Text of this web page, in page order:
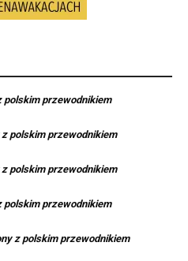
polskim przewodnikiem
polskim przewodnikiem
polskim przewodnikiem
polskim przewodnikiem
z polskim przewodnikiem